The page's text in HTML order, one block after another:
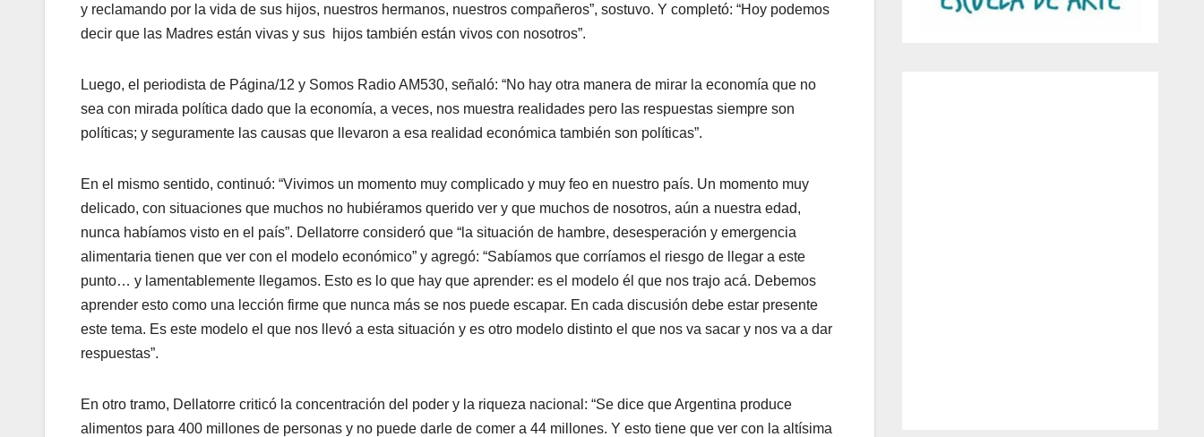
y reclamando por la vida de sus hijos, nuestros hermanos, nuestros compañeros”, sostuvo. Y completó: “Hoy podemos
decir que las Madres están vivas y sus hijos también están vivos con nosotros”.
Luego, el periodista de Página/12 y Somos Radio AM530, señaló: “No hay otra manera de mirar la economía que no
sea con mirada política dado que la economía, a veces, nos muestra realidades pero las respuestas siempre son
políticas; y seguramente las causas que llevaron a esa realidad económica también son políticas”.
En el mismo sentido, continuó: “Vivimos un momento muy complicado y muy feo en nuestro país. Un momento muy
delicado, con situaciones que muchos no hubiéramos querido ver y que muchos de nosotros, aún a nuestra edad,
nunca habíamos visto en el país”. Dellatorre consideró que “la situación de hambre, desesperación y emergencia
alimentaria tienen que ver con el modelo económico” y agregó: “Sabíamos que corríamos el riesgo de llegar a este
punto… y lamentablemente llegamos. Esto es lo que hay que aprender: es el modelo él que nos trajo acá. Debemos
aprender esto como una lección firme que nunca más se nos puede escapar. En cada discusión debe estar presente
este tema. Es este modelo el que nos llevó a esta situación y es otro modelo distinto el que nos va sacar y nos va a dar
respuestas”.
En otro tramo, Dellatorre criticó la concentración del poder y la riqueza nacional: “Se dice que Argentina produce
alimentos para 400 millones de personas y no puede darle de comer a 44 millones. Y esto tiene que ver con la altísima